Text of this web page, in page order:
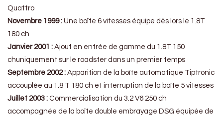
Quattro
Novembre 1999 : Une boîte 6 vitesses équipe dès lors le 1.8T
180 ch
Janvier 2001 : Ajout en entrée de gamme du 1.8T 150
chuniquement sur le roadster dans un premier temps
Septembre 2002 : Apparition de la boîte automatique Tiptronic
accouplée au 1.8 T 180 ch et interruption de la boîte 5 vitesses
Juillet 2003 : Commercialisation du 3.2 V6 250 ch
accompagnée de la boîte double embrayage DSG équipée de